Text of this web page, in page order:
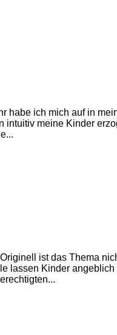
habe ich mich auf in
intuitiv meine Kinder
ist das Thema
lassen Kinder